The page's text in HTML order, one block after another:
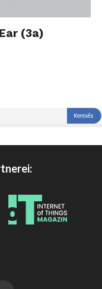
(3a)